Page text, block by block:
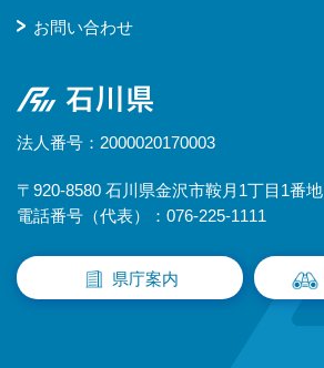
お問い合わせ
石川県
法人番号：2000020170003
〒920-8580 石川県金沢市鞍月1丁目1番地
電話番号（代表）：076-225-1111
県庁案内